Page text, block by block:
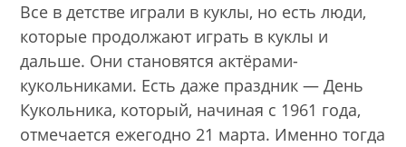
Все в детстве играли в куклы, но есть люди,
которые продолжают играть в куклы и
дальше. Они становятся актёрами-
кукольниками. Есть даже праздник — День
Кукольника, который, начиная с 1961 года,
отмечается ежегодно 21 марта. Именно тогда